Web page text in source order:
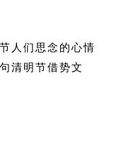
人们思念的心情
清明节借势文